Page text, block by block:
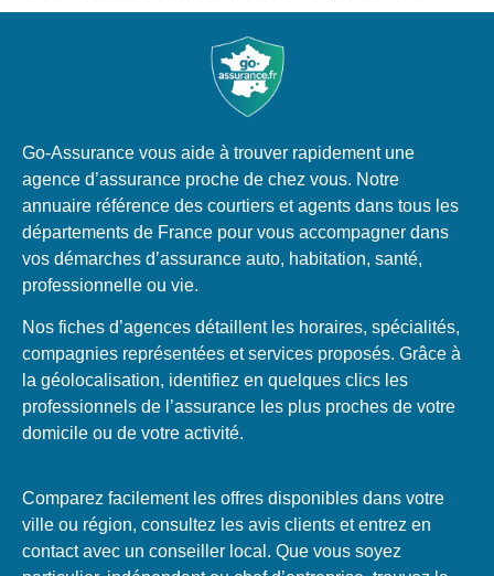
Go-Assurance vous aide à trouver rapidement une
agence d’assurance proche de chez vous. Notre
annuaire référence des courtiers et agents dans tous les
départements de France pour vous accompagner dans
vos démarches d’assurance auto, habitation, santé,
professionnelle ou vie.
Nos fiches d’agences détaillent les horaires, spécialités,
compagnies représentées et services proposés. Grâce à
la géolocalisation, identifiez en quelques clics les
professionnels de l’assurance les plus proches de votre
domicile ou de votre activité.
Comparez facilement les offres disponibles dans votre
ville ou région, consultez les avis clients et entrez en
contact avec un conseiller local. Que vous soyez